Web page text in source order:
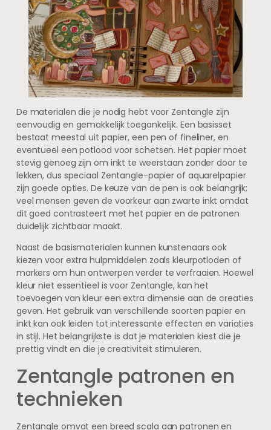
De materialen die je nodig hebt voor Zentangle zijn
eenvoudig en gemakkelijk toegankelijk. Een basisset
bestaat meestal uit papier, een pen of fineliner, en
eventueel een potlood voor schetsen. Het papier moet
stevig genoeg zijn om inkt te weerstaan zonder door te
lekken, dus speciaal Zentangle-papier of aquarelpapier
zijn goede opties. De keuze van de pen is ook belangrijk;
veel mensen geven de voorkeur aan zwarte inkt omdat
dit goed contrasteert met het papier en de patronen
duidelijk zichtbaar maakt.
Naast de basismaterialen kunnen kunstenaars ook
kiezen voor extra hulpmiddelen zoals kleurpotloden of
markers om hun ontwerpen verder te verfraaien. Hoewel
kleur niet essentieel is voor Zentangle, kan het
toevoegen van kleur een extra dimensie aan de creaties
geven. Het gebruik van verschillende soorten papier en
inkt kan ook leiden tot interessante effecten en variaties
in stijl. Het belangrijkste is dat je materialen kiest die je
prettig vindt en die je creativiteit stimuleren.
Zentangle patronen en
technieken
Zentangle omvat een breed scala aan patronen en